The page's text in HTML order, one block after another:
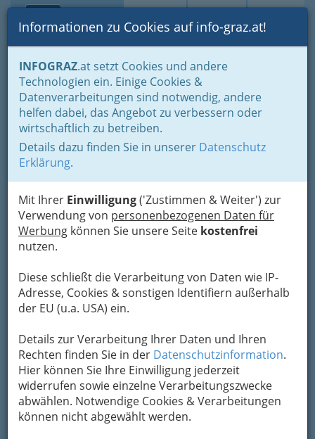
Suche Login Toggle
Informationen zu Cookies auf info-graz.at!
INFOGRAZ.at setzt Cookies und andere
Technologien ein. Einige Cookies &
Datenverarbeitungen sind notwendig, andere
helfen dabei, das Angebot zu verbessern oder
wirtschaftlich zu betreiben.
Details dazu finden Sie in unserer Datenschutz
Erklärung.
Mit Ihrer Einwilligung('Zustimmen & Weiter') zur
Verwendung von personenbezogenen Daten für
Werbung können Sie unsere Seite kostenfrei
nutzen.
Diese schließt die Verarbeitung von Daten wie IP-
Adresse, Cookies & sonstigen Identifiern außerhalb
der EU (u.a. USA) ein.
Details zur Verarbeitung Ihrer Daten und Ihren
Rechten finden Sie in der Datenschutzinformation.
Hier können Sie Ihre Einwilligung jederzeit
widerrufen sowie einzelne Verarbeitungszwecke
abwählen. Notwendige Cookies & Verarbeitungen
können nicht abgewählt werden.
Home Gastronomie Kriterien Auswahl in Uni-Nähe
Essen in Uni-Nähe Graz -
Gastronomie rund um die
Grazer Universität
Studentenlokale,
Studentenfutter auf hohem
Niveau
Beim Multi-Kulti-Ball kann man auch in der Uni